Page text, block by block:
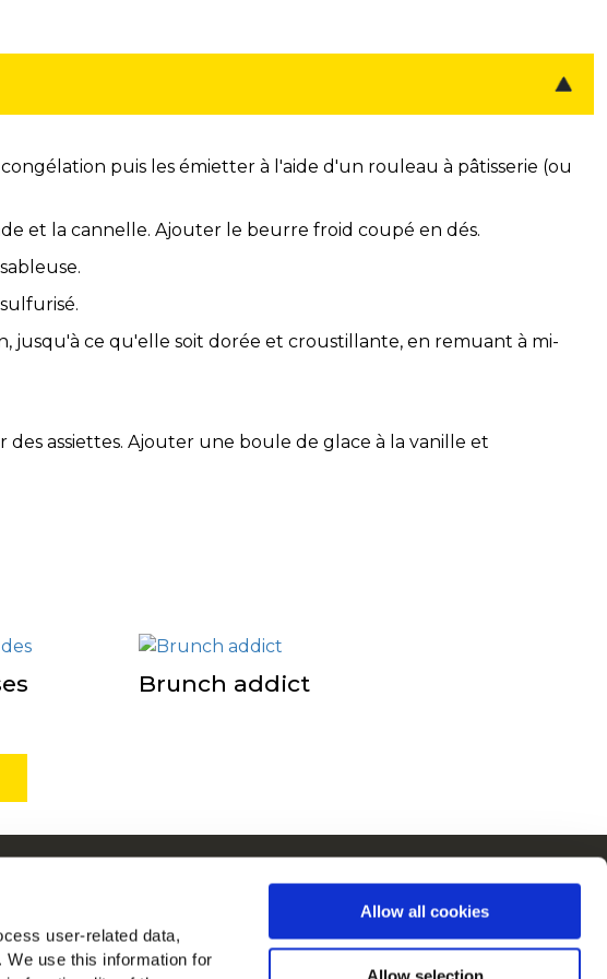
user-related data,
use this information for
Allow all cookies
Allow selection
puis les émietter à l'aide d'un rouleau à pâtisserie (ou
et la cannelle. Ajouter le beurre froid coupé en dés.
jusqu'à ce qu'elle soit dorée et croustillante, en remuant à mi-
des assiettes. Ajouter une boule de glace à la vanille et
Brunch addict
McCain en Europe
Trouvez-nous sur